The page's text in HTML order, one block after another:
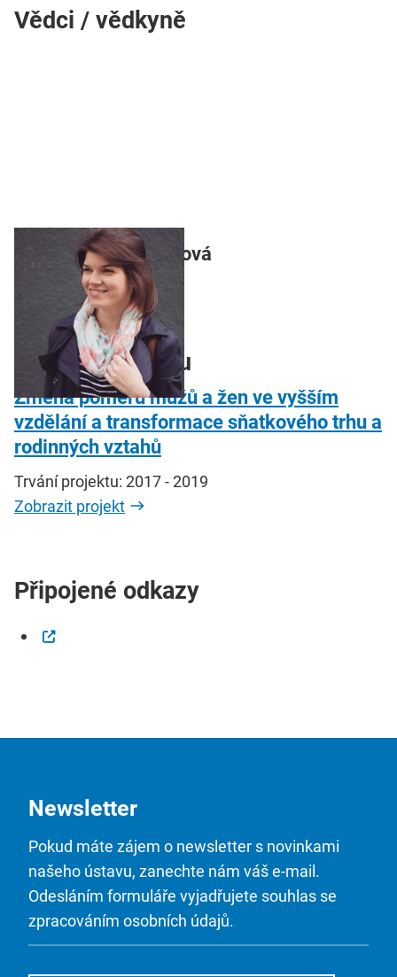
Vědci / vědkyně
Mgr. Renáta Topinková
V rámci projektu
Změna poměru mužů a žen ve vyšším
vzdělání a transformace sňatkového trhu a
rodinných vztahů
Trvání projektu: 2017 - 2019
Zobrazit projekt
Připojené odkazy
Newsletter
Pokud máte zájem o newsletter s novinkami
našeho ústavu, zanechte nám váš e-mail.
Odesláním formuláře vyjadřujete souhlas se
zpracováním osobních údajů.